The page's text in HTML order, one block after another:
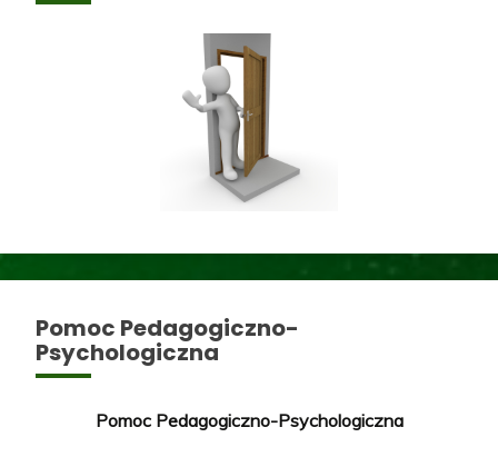
Pomoc Pedagogiczno-
Psychologiczna
Pomoc Pedagogiczno-Psychologiczna